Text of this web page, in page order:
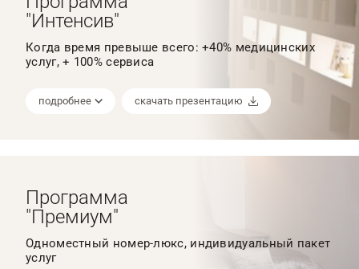
"Интенсив"
Когда время превыше всего: +40% медицинских
услуг, + 100% сервиса
подробнее скачать презентацию
Программа
"Премиум"
Одноместный номер-люкс, индивидуальный пакет
услуг